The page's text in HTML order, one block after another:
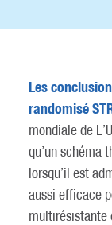
Les
randomisé
mondiale de
qu’un schéma
lorsqu’il est
aussi efficace
multirésistante